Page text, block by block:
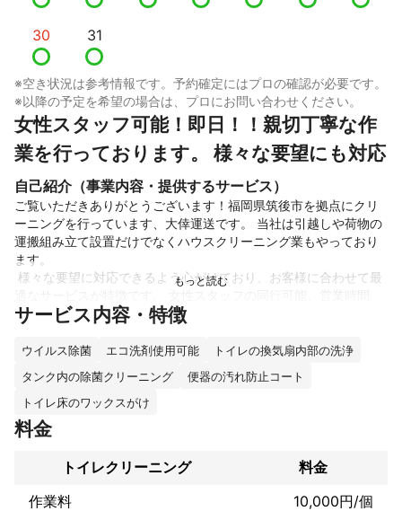
30 31
※空き状況は参考情報です。予約確定にはプロの確認が必要です。
※以降の予定を希望の場合は、プロにお問い合わせください。
女性スタッフ可能！即日！！親切丁寧な作
業を行っております。 様々な要望にも対応
自己紹介（事業内容・提供するサービス）
ご覧いただきありがとうございます！福岡県筑後市を拠点にクリ
ーニングを行っています、大倖運送です。 当社は引越しや荷物の
運搬組み立て設置だけでなくハウスクリーニング業もやっており
ます。
外・対応地域外でもご要望お聞きします。 エコ洗剤も使用してま
これまでの実績
弊社では10年以上の便利屋実績あります。
大手の引越し会社や家電家具など様々な経験メインをしていきま
サービス内容・特徴
ウイルス除菌 エコ洗剤使用可能
トイレの換気扇内部の洗浄
タンク内の除菌クリーニング
便器の汚れ防止コート
トイレ床のワックスがけ
料金
トイレクリーニング
料金
作業料
10,000円/個